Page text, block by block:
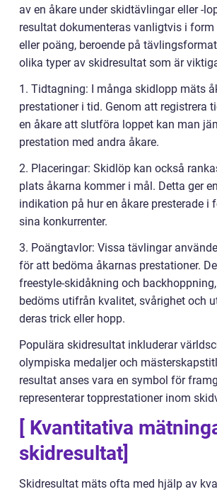
av en åkare under skidtävlingar eller -
resultat dokumenteras vanligtvis i form
eller poäng, beroende på
olika typer av skidresultat som är
1. Tidtagning: I många skidlopp mäts
prestationer i tid. Genom att registrera
en åkare att slutföra loppet kan man
prestation med andra åkare.
2. Placeringar: Skidlöp kan också
plats åkarna kommer i mål. Detta ger
indikation på hur en åkare presterade i
sina konkurrenter.
3. Poängtavlor: Vissa tävlingar
för att bedöma åkarnas prestationer.
freestyle-skidåkning och
bedöms utifrån kvalitet, svårighet och
deras trick eller hopp.
Populära skidresultat inkluderar
olympiska medaljer och
resultat anses vara en symbol för
representerar topprestationer inom
[ Kvantitativa
skidresultat]
Skidresultat mäts ofta med hjälp av